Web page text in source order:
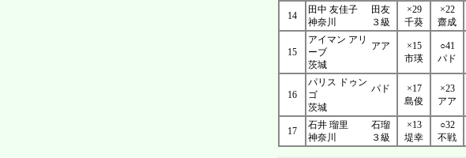
14
田中 友佳子
神奈川
田友
３級
×29
千葵
×22
齋成
15
アイマン アリ
ーブ
茨城
アア
×15
市瑛
○41
パド
16
パリス ドゥン
ゴ
茨城
パド
×17
島俊
×23
アア
17
石井 瑠里
神奈川
石瑠
３級
×13
堤幸
○32
不戦